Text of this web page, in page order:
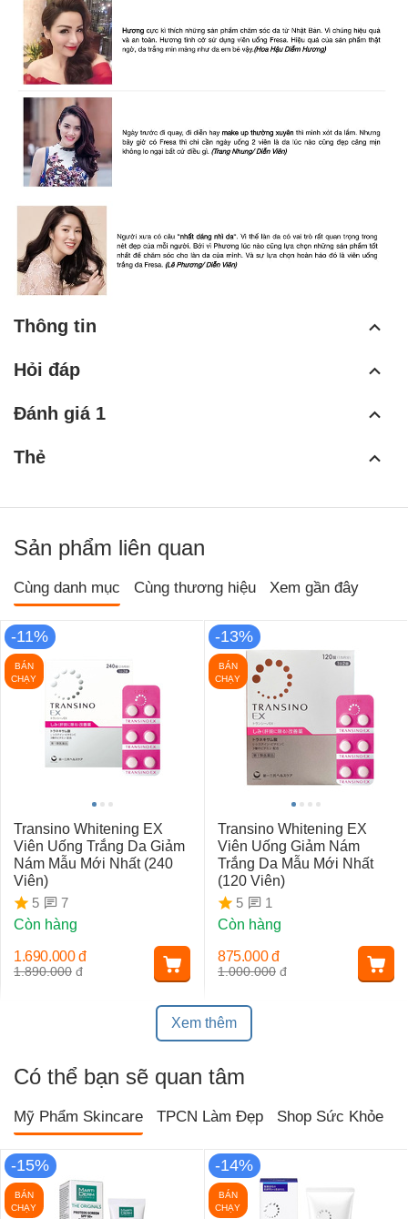
Thông tin
Hỏi đáp
Đánh giá 1
Thẻ
Sản phẩm liên quan
Cùng danh mục Cùng thương hiệu Xem gần đây
-11%
BÁN
CHẠY
Transino Whitening EX
Viên Uống Trắng Da Giảm
Nám Mẫu Mới Nhất (240
Viên)
5
7
Còn hàng
1.890.000 đ
1.690.000 đ
-13%
BÁN
CHẠY
Transino Whitening EX
Viên Uống Giảm Nám
Trắng Da Mẫu Mới Nhất
(120 Viên)
5
1
Còn hàng
1.000.000 đ
875.000 đ
Xem thêm
Có thể bạn sẽ quan tâm
Mỹ Phẩm Skincare TPCN Làm Đẹp Shop Sức Khỏe
-15%
BÁN
CHẠY
-14%
BÁN
CHẠY